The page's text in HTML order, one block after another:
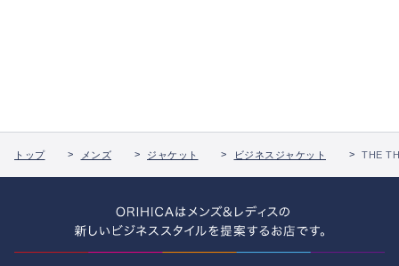
トップ メンズ ジャケット ビジネスジャケット THE